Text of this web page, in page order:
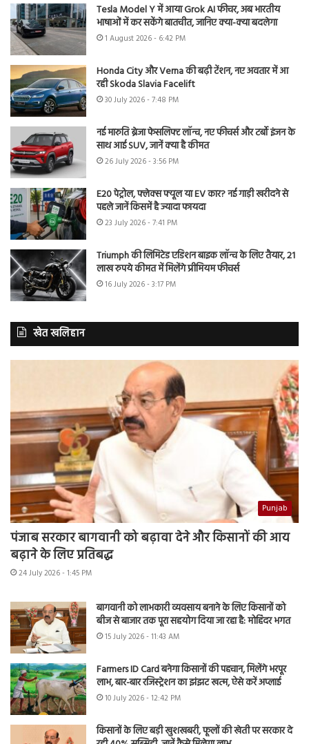
Tesla Model Y में आया Grok AI फीचर, अब भारतीय
भाषाओं में कर सकेंगे बातचीत, जानिए क्या-क्या बदलेगा
1 August 2026 - 6:42 PM
Honda City और Verna की बढ़ी टेंशन, नए अवतार में आ
रही Skoda Slavia Facelift
30 July 2026 - 7:48 PM
नई मारुति ब्रेजा फेसलिफ्ट लॉन्च, नए फीचर्स और टर्बो इंजन के
साथ आई SUV, जानें क्या है कीमत
26 July 2026 - 3:56 PM
E20 पेट्रोल, फ्लेक्स फ्यूल या EV कार? नई गाड़ी खरीदने से
पहले जानें किसमें है ज्यादा फायदा
23 July 2026 - 7:41 PM
Triumph की लिमिटेड एडिशन बाइक लॉन्च के लिए तैयार, 21
लाख रुपये कीमत में मिलेंगे प्रीमियम फीचर्स
16 July 2026 - 3:17 PM
खेत खलिहान
Punjab
पंजाब सरकार बागवानी को बढ़ावा देने और किसानों की आय
बढ़ाने के लिए प्रतिबद्ध
24 July 2026 - 1:45 PM
बागवानी को लाभकारी व्यवसाय बनाने के लिए किसानों को
बीज से बाजार तक पूरा सहयोग दिया जा रहा है: मोहिंदर भगत
15 July 2026 - 11:43 AM
Farmers ID Card बनेगा किसानों की पहचान, मिलेंगे भरपूर
लाभ, बार-बार रजिस्ट्रेशन का झंझट खत्म, ऐसे करें अप्लाई
10 July 2026 - 12:42 PM
किसानों के लिए बड़ी खुशखबरी, फूलों की खेती पर सरकार दे